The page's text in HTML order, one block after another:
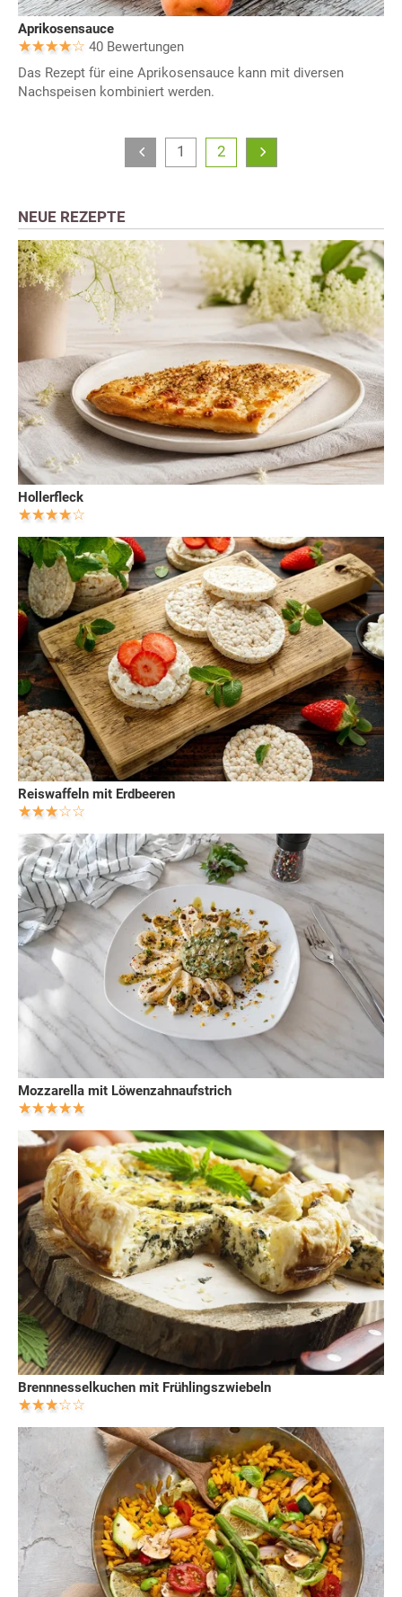
Aprikosensauce
40 Bewertungen
Das Rezept für eine Aprikosensauce kann mit diversen
Nachspeisen kombiniert werden.
1 2
NEUE REZEPTE
Hollerfleck
Reiswaffeln mit Erdbeeren
Mozzarella mit Löwenzahnaufstrich
Brennnesselkuchen mit Frühlingszwiebeln